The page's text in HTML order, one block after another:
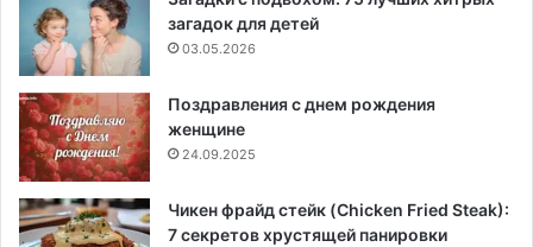
загадок для детей
03.05.2026
Поздравления с днем рождения
женщине
24.09.2025
Чикен фрайд стейк (Chicken Fried Steak):
7 секретов хрустящей панировки